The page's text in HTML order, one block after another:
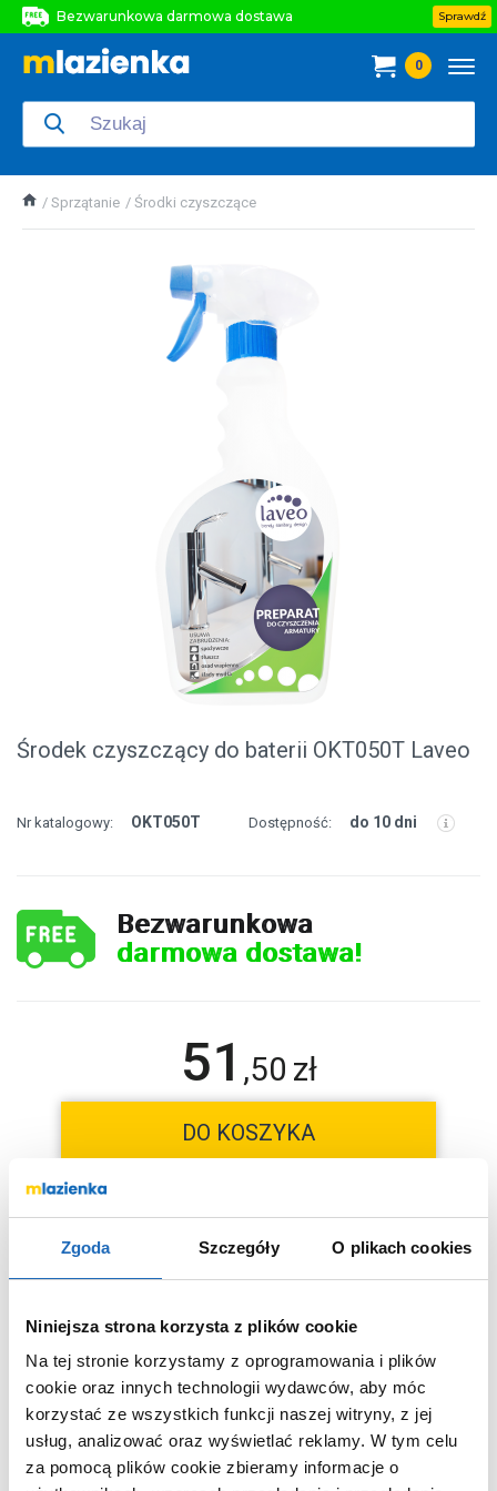
Zgoda Szczegóły O plikach cookies
Niniejsza strona korzysta z plików cookie
Na tej stronie korzystamy z oprogramowania i plików
cookie oraz innych technologii wydawców, aby móc
korzystać ze wszystkich funkcji naszej witryny, z jej
usług, analizować oraz wyświetlać reklamy. W tym celu
za pomocą plików cookie zbieramy informacje o
Bezwarunkowa darmowa dostawa
Bezwarunkowa darmowa dostawa
Sprawdź
0
Sprzątanie Środki czyszczące
Środek czyszczący do baterii OKT050T Laveo
Nr katalogowy: OKT050T Dostępność: do 10 dni
Bezwarunkowa
darmowa dostawa!
51 ,50 zł
DO KOSZYKA
OPIS PRODUKTU
Marka
Laveo
Nr katalogowy
OKT050T
Pojemność
500 ml